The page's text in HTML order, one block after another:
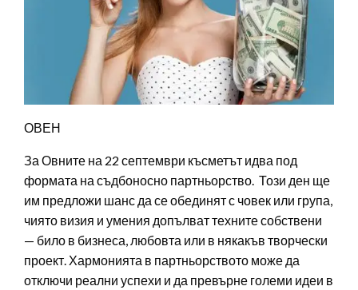
ОВЕН
За Овните на 22 септември късметът идва под
формата на съдбоносно партньорство. Този ден ще
им предложи шанс да се обединят с човек или група,
чиято визия и умения допълват техните собствени
— било в бизнеса, любовта или в някакъв творчески
проект. Хармонията в партньорството може да
отключи реални успехи и да превърне големи идеи в